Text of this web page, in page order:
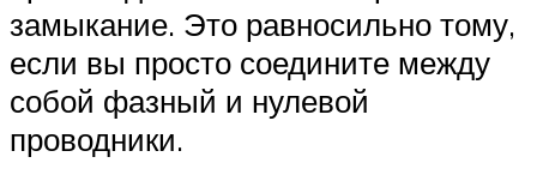
замыкание. Это равносильно тому,
если вы просто соедините между
собой фазный и нулевой
проводники.